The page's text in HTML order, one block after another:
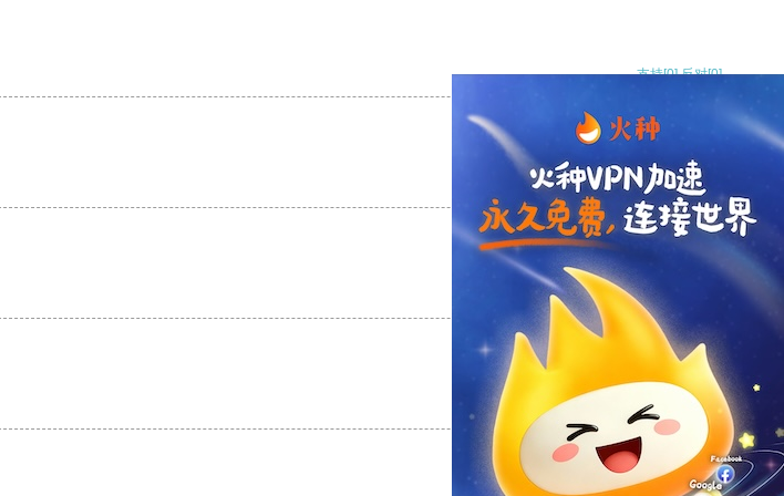
支持[0] 反对[0]
支持[0] 反对
支持
支持 反对 [0]